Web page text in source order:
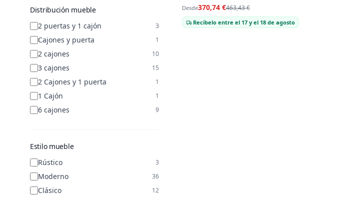
Distribución mueble
2 puertas y 1 cajón
3
Cajones y puerta 1
2 cajones 10
3 cajones 15
2 Cajones y 1 puerta 1
1 Cajón 1
6 cajones 9
Estilo mueble
Rústico
3
Moderno 36
Clásico 12
Desde370,74 €463,43 €
Recíbelo entre el 17 y el 18 de agosto